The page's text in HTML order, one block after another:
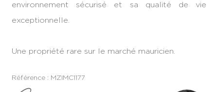
environnement sécurisé et sa qualité de vie
exceptionnelle.
Une propriété rare sur le marché mauricien.
Référence : MZIMC1177